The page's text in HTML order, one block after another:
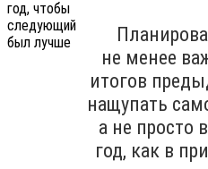
не менее
итогов
нащупать
а не просто
год, как в